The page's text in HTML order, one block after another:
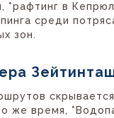
в
среди
зон.
же время,